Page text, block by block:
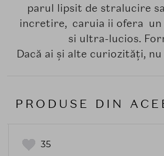
parul lipsit de stralucire
incretire, caruia ii ofera un
si ultra-lucios.
Dacă ai și alte curiozități,
PRODUSE DIN
35